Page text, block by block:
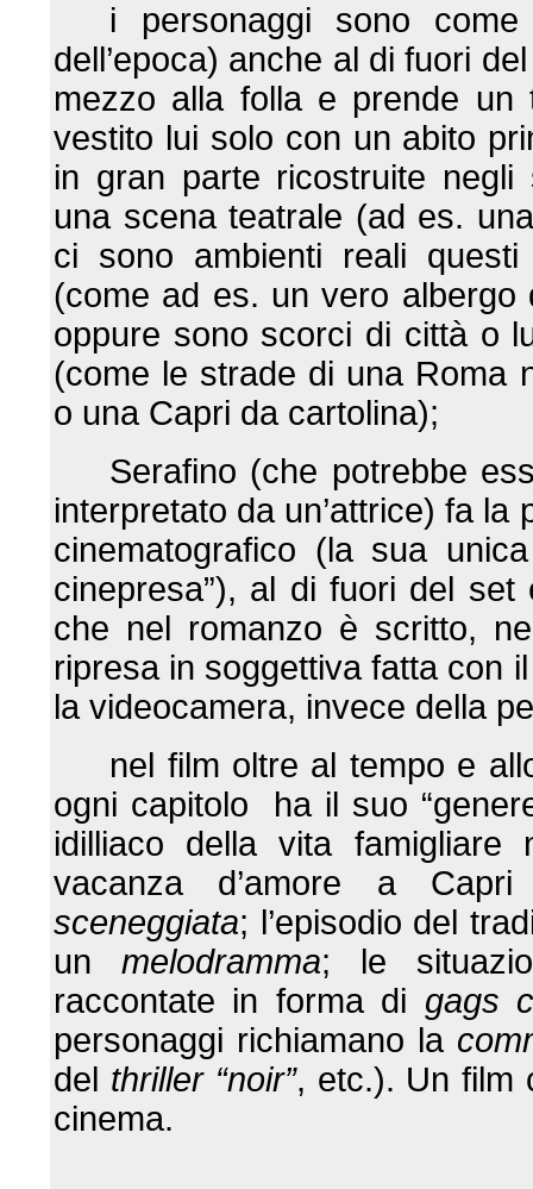
i personaggi sono
dell’epoca) anche al di fuori
mezzo alla folla e prende un
vestito lui solo con un abito
in gran parte ricostruite
una scena teatrale (ad es.
ci sono ambienti reali questi
(come ad es. un vero
oppure sono scorci di città o
(come le strade di una Roma
o una Capri da cartolina);
Serafino (che potrebbe
interpretato da un’attrice) fa la
cinematografico (la sua
cinepresa”), al di fuori del
che nel romanzo è scritto,
ripresa in soggettiva fatta con
la videocamera, invece della
nel film oltre al tempo e
ogni capitolo ha il suo
idilliaco della vita
vacanza d’amore a
sceneggiata; l’episodio del
un melodramma; le
raccontate in forma di gags
personaggi richiamano la
del thriller “noir”, etc.). Un film
cinema.